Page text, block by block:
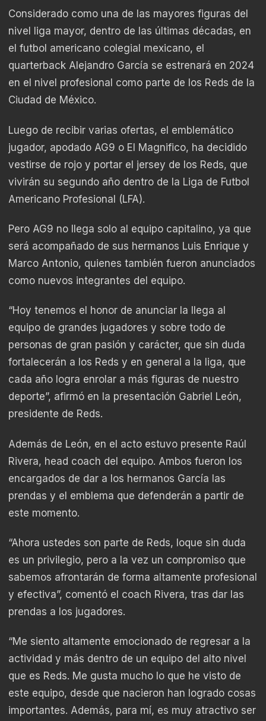
Considerado como una de las mayores figuras del
nivel liga mayor, dentro de las últimas décadas, en
el futbol americano colegial mexicano, el
quarterback Alejandro García se estrenará en 2024
en el nivel profesional como parte de los Reds de la
Ciudad de México.
Luego de recibir varias ofertas, el emblemático
jugador, apodado AG9 o El Magnifico, ha decidido
vestirse de rojo y portar el jersey de los Reds, que
vivirán su segundo año dentro de la Liga de Futbol
Americano Profesional (LFA).
Pero AG9 no llega solo al equipo capitalino, ya que
será acompañado de sus hermanos Luis Enrique y
Marco Antonio, quienes también fueron anunciados
como nuevos integrantes del equipo.
“Hoy tenemos el honor de anunciar la llega al
equipo de grandes jugadores y sobre todo de
personas de gran pasión y carácter, que sin duda
fortalecerán a los Reds y en general a la liga, que
cada año logra enrolar a más figuras de nuestro
deporte”, afirmó en la presentación Gabriel León,
presidente de Reds.
Además de León, en el acto estuvo presente Raúl
Rivera, head coach del equipo. Ambos fueron los
encargados de dar a los hermanos García las
prendas y el emblema que defenderán a partir de
este momento.
“Ahora ustedes son parte de Reds, loque sin duda
es un privilegio, pero a la vez un compromiso que
sabemos afrontarán de forma altamente profesional
y efectiva”, comentó el coach Rivera, tras dar las
prendas a los jugadores.
“Me siento altamente emocionado de regresar a la
actividad y más dentro de un equipo del alto nivel
que es Reds. Me gusta mucho lo que he visto de
este equipo, desde que nacieron han logrado cosas
importantes. Además, para mí, es muy atractivo ser